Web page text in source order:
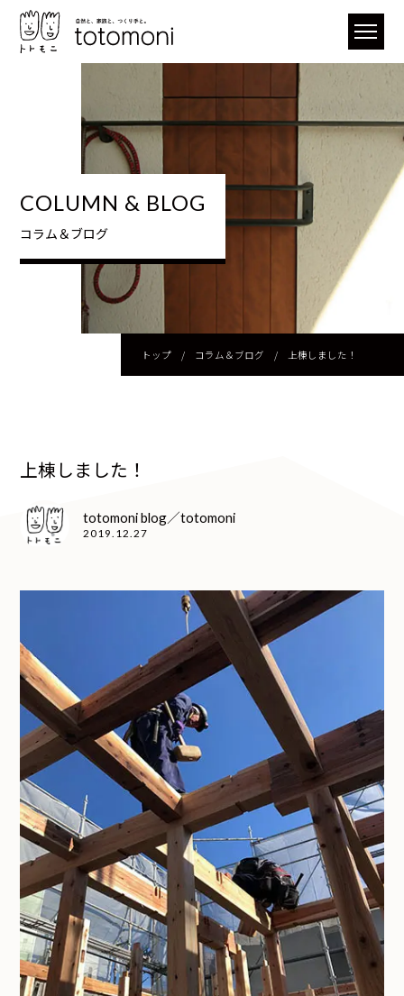
COLUMN & BLOG
コラム＆ブログ
トップ/ コラム＆ブログ / 上棟しました！
上棟しました！
totomoni blog／totomoni
2019.12.27